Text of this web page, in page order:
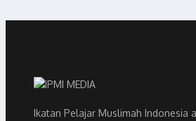
Ikatan Pelajar Muslimah Indonesia